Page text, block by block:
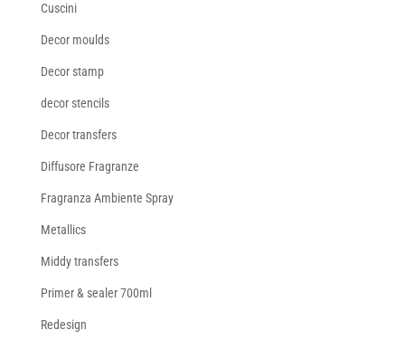
Cuscini
Decor moulds
Decor stamp
decor stencils
Decor transfers
Diffusore Fragranze
Fragranza Ambiente Spray
Metallics
Middy transfers
Primer & sealer 700ml
Redesign